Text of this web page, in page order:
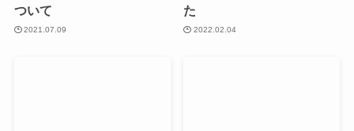
ついて
2021.07.09
た
2022.02.04